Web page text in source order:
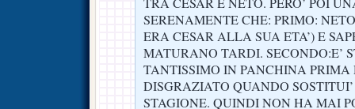
SERENAMENTE CHE: PRIMO:
ERA CESAR ALLA SUA ETA’) E
MATURANO TARDI. SECONDO:E’
TANTISSIMO IN PANCHINA PRIMA
DISGRAZIATO QUANDO
STAGIONE. QUINDI NON HA MAI